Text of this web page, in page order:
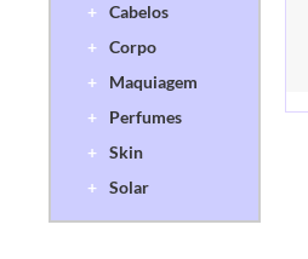
+
Cabelos
+
Corpo
+
Maquiagem
+
Perfumes
+
Skin
+
Solar